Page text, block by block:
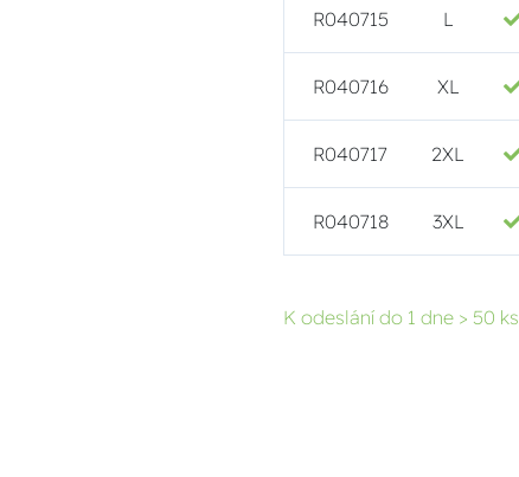
R040715 L
R040716 XL
R040717 2XL
R040718 3XL
K odeslání do 1 dne > 50 ks